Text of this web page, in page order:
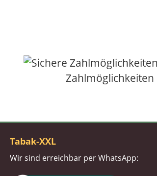
Zahlmöglichkeiten
Tabak-XXL
Wir sind erreichbar per WhatsApp: